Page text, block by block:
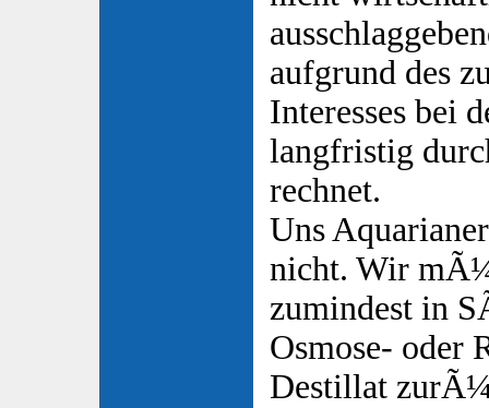
aufgrund des
Interesses bei
langfristig
rechnet.
Uns
nicht. Wir
zumindest in
Osmose- oder
Destillat